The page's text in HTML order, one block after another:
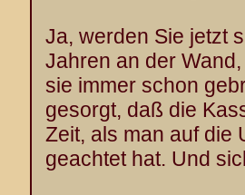
Ja, werden Sie jetzt
Jahren an der
sie immer schon
gesorgt, daß die
Zeit, als man auf die
geachtet hat. Und